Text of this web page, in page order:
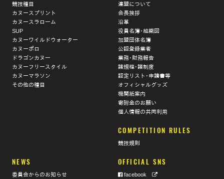
競技種目
連盟について
カヌースプリント
会長挨拶
カヌースラローム
沿革
SUP
役員名簿･組織図
カヌーワイルドウォーター
加盟団体名簿
カヌーポロ
公認登録業者
ドラゴンカヌー
業務･財務報告
カヌーフリースタイル
諸規程･諸制度
カヌーマラソン
認定リスト･申請書等
その他の種目
オフィシャルグッズ
機関紙案内
寄附金のお願い
個人情報の共同利用
COMPETITION RULES
競技規則
NEWS OFFICIAL SNS
委員会からのお知らせ facebook